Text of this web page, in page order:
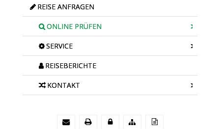
REISE ANFRAGEN
ONLINE PRÜFEN
SERVICE
REISEBERICHTE
KONTAKT